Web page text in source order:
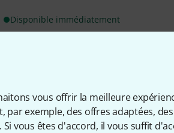
vous offrir la meilleure
par exemple, des offres adaptées,
vous êtes d'accord, il vous suffit
Disponible immédiatement
Motif "Scratchmaster X"
Taille: XL
100% coton